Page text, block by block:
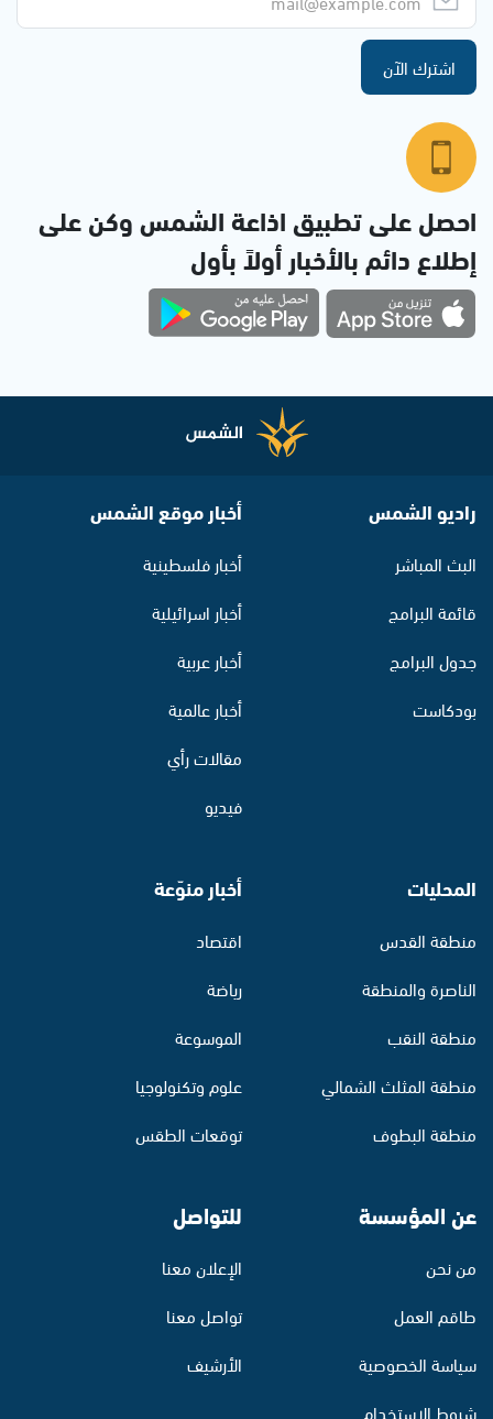
اشترك الآن
احصل على تطبيق اذاعة الشمس وكن على
إطلاع دائم بالأخبار أولاً بأول
راديو الشمس
البث المباشر
قائمة البرامج
جدول البرامج
بودكاست
أخبار موقع الشمس
أخبار فلسطينية
أخبار اسرائيلية
أخبار عربية
أخبار عالمية
مقالات رأي
فيديو
المحليات
منطقة القدس
الناصرة والمنطقة
منطقة النقب
منطقة المثلث الشمالي
منطقة البطوف
أخبار منوّعة
اقتصاد
رياضة
الموسوعة
علوم وتكنولوجيا
توقعات الطقس
عن المؤسسة
من نحن
طاقم العمل
سياسة الخصوصية
شروط الاستخدام
للتواصل
الإعلان معنا
تواصل معنا
الأرشيف